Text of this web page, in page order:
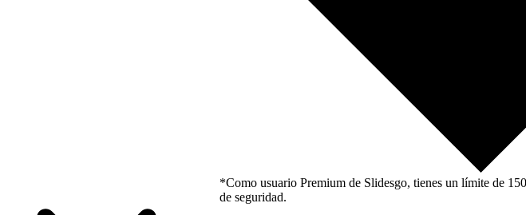
*Como usuario Premium de Slidesgo, tienes un límite de
de seguridad.